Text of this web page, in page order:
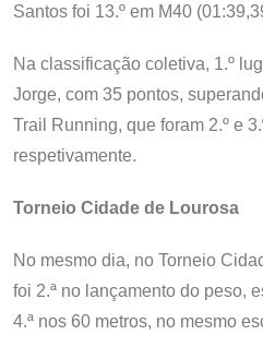
Santos foi 13.º em M40
Na classificação coletiva, 1.º
Jorge, com 35 pontos,
Trail Running, que foram 2.º e
respetivamente.
Torneio Cidade de Lourosa
No mesmo dia, no Torneio
foi 2.ª no lançamento do peso,
4.ª nos 60 metros, no mesmo